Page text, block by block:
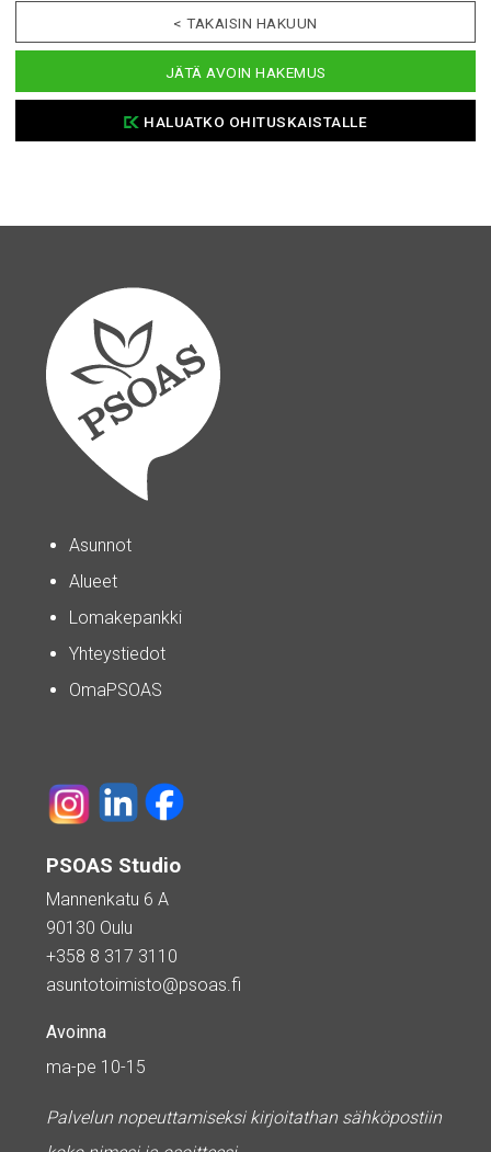
< TAKAISIN HAKUUN
JÄTÄ AVOIN HAKEMUS
HALUATKO OHITUSKAISTALLE
Asunnot
Alueet
Lomakepankki
Yhteystiedot
OmaPSOAS
PSOAS Studio
Mannenkatu 6 A
90130 Oulu
+358 8 317 3110
asuntotoimisto@psoas.fi
Avoinna
ma-pe 10-15
Palvelun nopeuttamiseksi kirjoitathan sähköpostiin